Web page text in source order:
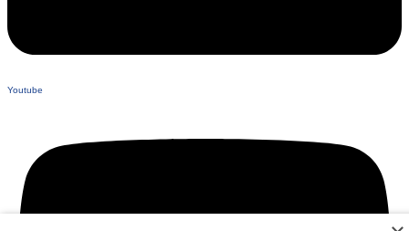
Youtube